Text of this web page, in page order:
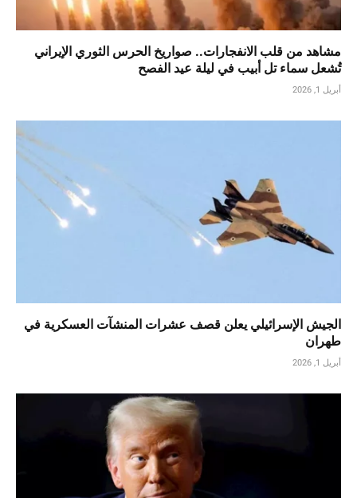
مشاهد من قلب الانفجارات.. صواريخ الحرس الثوري الإيراني
تُشعل سماء تل أبيب في ليلة عيد الفصح
أبريل 1, 2026
الجيش الإسرائيلي يعلن قصف عشرات المنشآت العسكرية في
طهران
أبريل 1, 2026